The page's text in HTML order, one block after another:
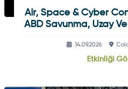
Air, Space & Cyber
ABD Savunma, Uzay
14.09.2026
Etkinliği